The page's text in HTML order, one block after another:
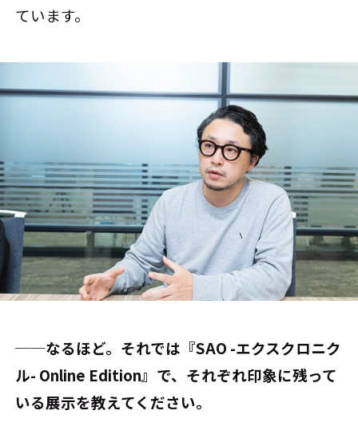
ています。
──なるほど。それでは『SAO -エクスクロニク
ル- Online Edition』で、それぞれ印象に残って
いる展示を教えてください。